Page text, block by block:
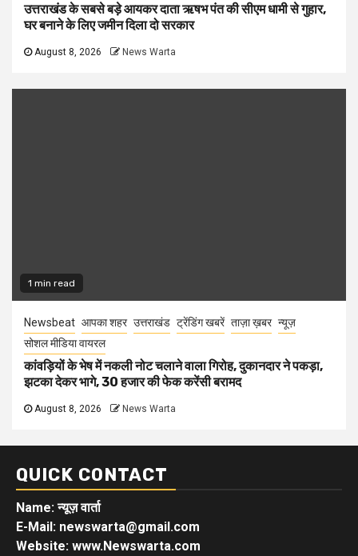
उत्तराखंड के सबसे बड़े आयकर दाता ऋषभ पंत की सीएम धामी से गुहार,
घर बनाने के लिए जमीन दिला दो सरकार
August 8, 2026 News Warta
1 min read
Newsbeat आपका शहर उत्तराखंड ट्रेंडिंग खबरें ताज़ा ख़बर न्यूज़
सोशल मीडिया वायरल
कांवड़ियों के भेष में नकली नोट चलाने वाला गिरोह, दुकानदार ने पकड़ा,
झटका देकर भागे, 30 हजार की फेक करेंसी बरामद
August 8, 2026 News Warta
QUICK CONTACT
Name: न्यूज़ वार्ता
E-Mail: newswarta@gmail.com
Website: www.Newswarta.com